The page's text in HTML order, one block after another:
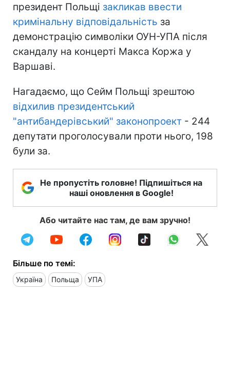
президент Польщі закликав ввести
кримінальну відповідальність за
демонстрацію символіки ОУН-УПА після
скандалу на концерті Макса Коржа у
Варшаві.
Нагадаємо, що Сейм Польщі зрештою
відхилив президентський
"антибандерівський" законопроект - 244
депутати проголосували проти нього, 198
були за.
Не пропустіть головне! Підпишіться на
наші оновлення в Google!
Або читайте нас там, де вам зручно!
Більше по темі:
Україна Польща УПА